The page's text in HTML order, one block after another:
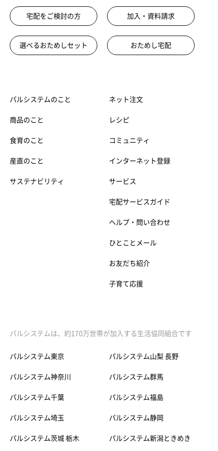
宅配をご検討の方 加入・資料請求
選べるおためしセット おためし宅配
パルシステムのこと
商品のこと
食育のこと
産直のこと
サステナビリティ
ネット注文
レシピ
コミュニティ
インターネット登録
サービス
宅配サービスガイド
ヘルプ・問い合わせ
ひとことメール
お友だち紹介
子育て応援
パルシステムは、約170万世帯が加入する生活協同組合です
パルシステム東京
パルシステム神奈川
パルシステム千葉
パルシステム埼玉
パルシステム茨城 栃木
パルシステム山梨 長野
パルシステム群馬
パルシステム福島
パルシステム静岡
パルシステム新潟ときめき